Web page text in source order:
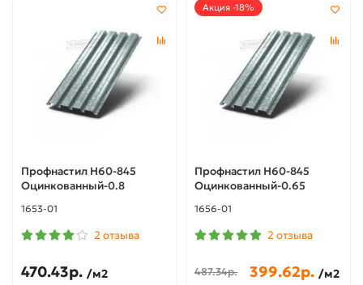
Профнастил Н60-845
Оцинкованный-0.8
1653-01
2 отзыва
470.43р. /м2
Акция -18%
Профнастил Н60-845
Оцинкованный-0.65
1656-01
2 отзыва
487.34р. 399.62р. /м2